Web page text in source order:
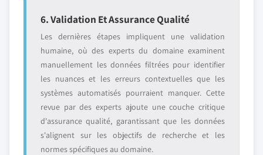
6. Validation Et Assurance Qualité
Les dernières étapes impliquent une validation
humaine, où des experts du domaine examinent
manuellement les données filtrées pour identifier
les nuances et les erreurs contextuelles que les
systèmes automatisés pourraient manquer. Cette
revue par des experts ajoute une couche critique
d'assurance qualité, garantissant que les données
s'alignent sur les objectifs de recherche et les
normes spécifiques au domaine.